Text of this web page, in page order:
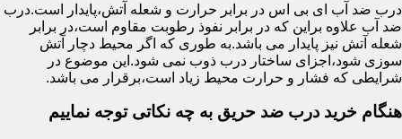
درب ضد آب ای بی اس در برابر حرارت و شعله آتش،پایدار است.درب
ضد آب علاوه براین که در برابر نفوذ رطوبت مقاوم است،در برابر
شعله آتش نیز پایدار می باشد.به طوری که اگر محیط دچار آتش
سوزی شود،اجزای ساختار درب ذوب نمی شود.این موضوع در
شرایطی که فشار و حرارت محیط زیاد است،برقرار می باشد.
هنگام خرید درب ضد حریق به چه نکاتی توجه نماییم